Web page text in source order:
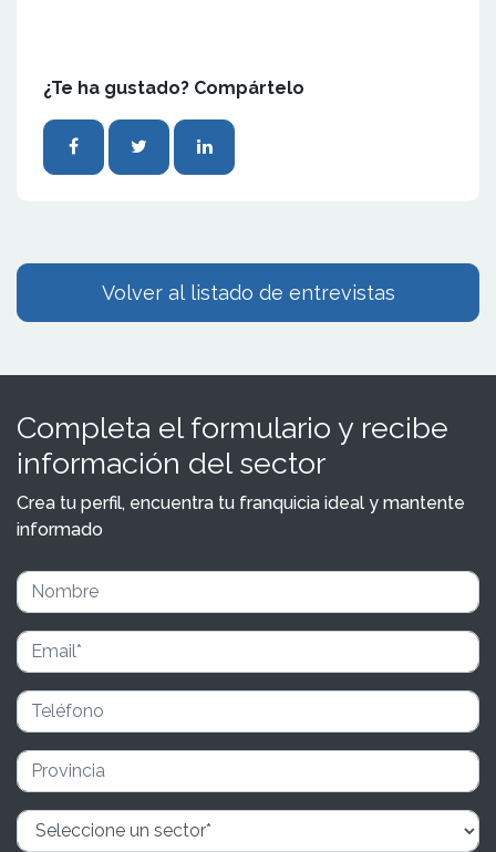
¿Te ha gustado? Compártelo
Volver al listado de entrevistas
Completa el formulario y recibe
información del sector
Crea tu perfil, encuentra tu franquicia ideal y mantente
informado